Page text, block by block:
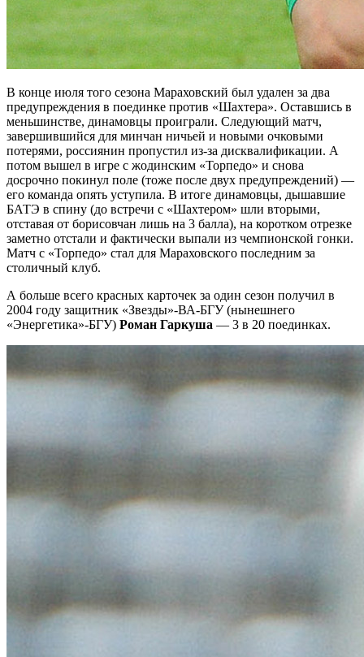
В конце июля того сезона Мараховский был удален за два
предупреждения в поединке против «Шахтера». Оставшись в
меньшинстве, динамовцы проиграли. Следующий матч,
завершившийся для минчан ничьей и новыми очковыми
потерями, россиянин пропустил из-за дисквалификации. А
потом вышел в игре с жодинским «Торпедо» и снова
досрочно покинул поле (тоже после двух предупреждений) —
его команда опять уступила. В итоге динамовцы, дышавшие
БАТЭ в спину (до встречи с «Шахтером» шли вторыми,
отставая от борисовчан лишь на 3 балла), на коротком отрезке
заметно отстали и фактически выпали из чемпионской гонки.
Матч с «Торпедо» стал для Мараховского последним за
столичный клуб.
А больше всего красных карточек за один сезон получил в
2004 году защитник «Звезды»-ВА-БГУ (нынешнего
«Энергетика»-БГУ) Роман Гаркуша — 3 в 20 поединках.